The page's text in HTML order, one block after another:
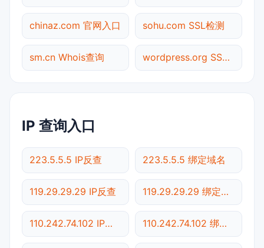
chinaz.com 官网入口 sohu.com SSL检测
sm.cn Whois查询 wordpress.org SSL检测
IP 查询入口
223.5.5.5 IP反查 223.5.5.5 绑定域名
119.29.29.29 IP反查 119.29.29.29 绑定域名
110.242.74.102 IP反查 110.242.74.102 绑定域名